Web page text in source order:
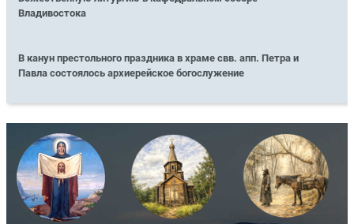
Владивостока
В канун престольного праздника в храме свв. апп. Петра и
Павла состоялось архиерейское богослужение